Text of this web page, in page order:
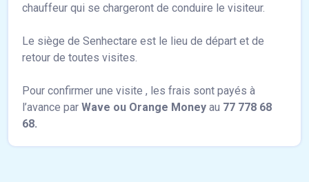
chauffeur qui se chargeront de conduire le visiteur.
Le siège de Senhectare est le lieu de départ et de
retour de toutes visites.
Pour confirmer une visite , les frais sont payés à
l’avance par Wave ou Orange Money au 77 778 68
68.